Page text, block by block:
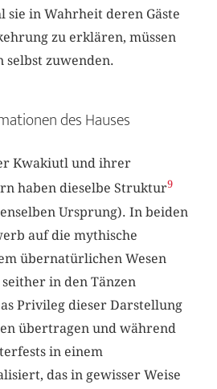
sie in Wahrheit deren Gäste
zu erklären, müssen
selbst zuwenden.
des Hauses
Kwakiutl und ihrer
haben dieselbe Struktur9
Ursprung). In beiden
auf die mythische
übernatürlichen Wesen
in den Tänzen
Privileg dieser Darstellung
übertragen und während
in einem
das in gewisser Weise